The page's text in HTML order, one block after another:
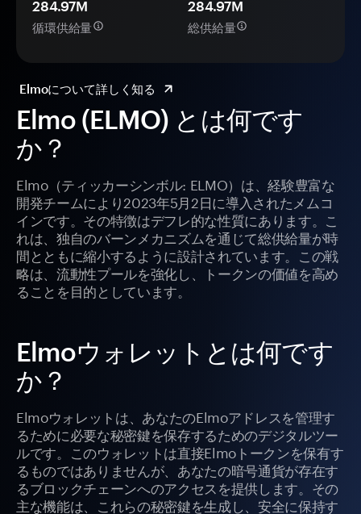
Elmo (ELMO) とは何です
か？
Elmo（ティッカーシンボル: ELMO）は、経験豊富な
開発チームにより2023年5月2日に導入されたメムコ
インです。その特徴はデフレ的な性質にあります。こ
れは、独自のバーンメカニズムを通じて総供給量が時
間とともに縮小するように設計されています。この戦
略は、流動性プールを強化し、トークンの価値を高め
ることを目的としています。
Elmoウォレットとは何です
か？
Elmoウォレットは、あなたのElmoアドレスを管理す
るために必要な秘密鍵を保存するためのデジタルツー
ルです。このウォレットは直接Elmoトークンを保有す
るものではありませんが、あなたの暗号通貨が存在す
るブロックチェーンへのアクセスを提供します。その
主な機能は、これらの秘密鍵を生成し、安全に保持す
284.97M
循環供給量
284.97M
総供給量
Elmoについて詳しく知る